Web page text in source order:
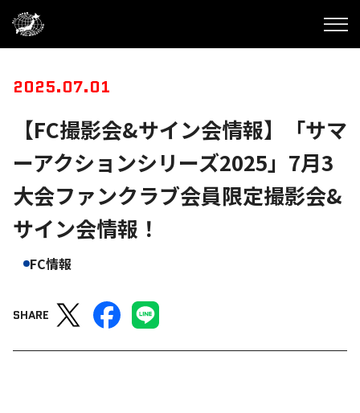
2025.07.01
【FC撮影会&サイン会情報】「サマ
ーアクションシリーズ2025」7月3
大会ファンクラブ会員限定撮影会&
サイン会情報！
FC情報
SHARE